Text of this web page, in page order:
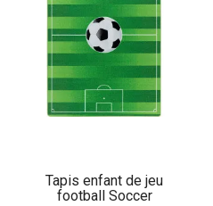
Tapis enfant de jeu
football Soccer